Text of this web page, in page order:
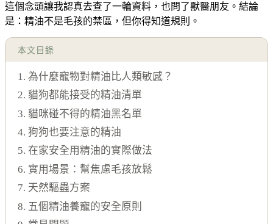
這個念頭讓我認真去查了一輪資料，也問了獸醫朋友。結論
是：精油不是毛孩的禁區，但你得知道規則。
本文目錄
1. 為什麼寵物對精油比人類敏感？
2. 貓狗都能接受的精油清單
3. 貓咪碰不得的精油黑名單
4. 狗狗也要注意的精油
5. 在家安全用精油的實際做法
6. 實用場景：幫焦慮毛孩放鬆
7. 天然驅蟲方案
8. 五個精油養寵的安全原則